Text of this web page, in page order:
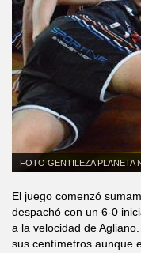
FOTO GENTILEZA PLANETA
El juego comenzó
despachó con un 6-0
a la velocidad de
sus centímetros aunque